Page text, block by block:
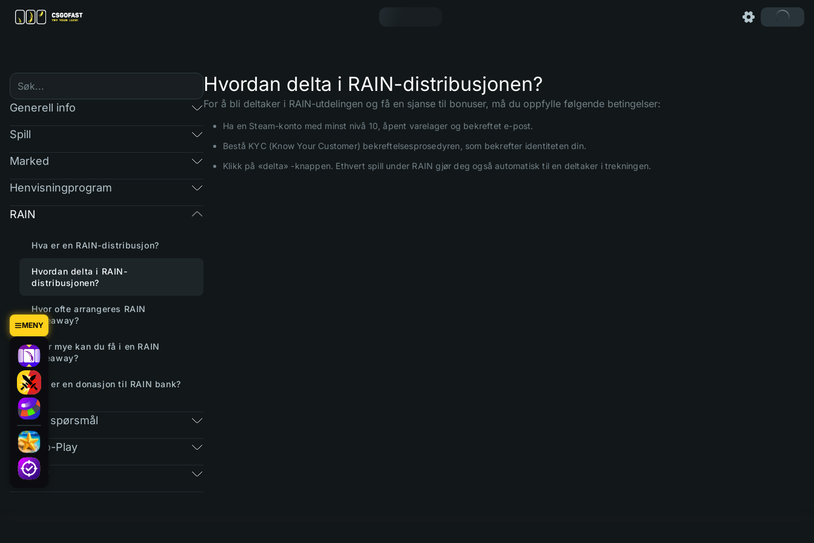
MENY
Generell info
Spill
Marked
Henvisningprogram
RAIN
Hva er en RAIN-distribusjon?
Hvordan delta i RAIN-
distribusjonen?
Hvor ofte arrangeres RAIN
Giveaway?
Hvor mye kan du få i en RAIN
giveaway?
Hva er en donasjon til RAIN bank?
Vanlige spørsmål
Free-To-Play
Billetter
Hvordan delta i RAIN-distribusjonen?
For å bli deltaker i RAIN-utdelingen og få en sjanse til bonuser, må du oppfylle følgende betingelser:
Ha en Steam-konto med minst nivå 10, åpent varelager og bekreftet e-post.
Bestå KYC (Know Your Customer) bekreftelsesprosedyren, som bekrefter identiteten din.
Klikk på «delta» -knappen. Ethvert spill under RAIN gjør deg også automatisk til en deltaker i trekningen.